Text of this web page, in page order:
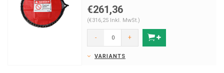
€261,36
(€316,25 Inkl. MwSt.)
- +
VARIANTS